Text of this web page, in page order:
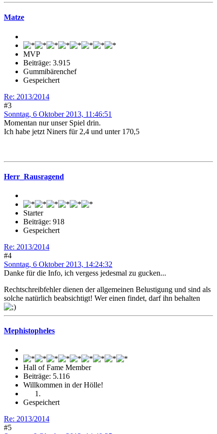
Matze
MVP
Beiträge: 3.915
Gummibärenchef
Gespeichert
Re: 2013/2014
#3
Sonntag, 6 Oktober 2013, 11:46:51
Momentan nur unser Spiel drin.
Ich habe jetzt Niners für 2,4 und unter 170,5
Herr_Rausragend
Starter
Beiträge: 918
Gespeichert
Re: 2013/2014
#4
Sonntag, 6 Oktober 2013, 14:24:32
Danke für die Info, ich vergess jedesmal zu gucken...
Rechtschreibfehler dienen der allgemeinen Belustigung und sind als
solche natürlich beabsichtigt! Wer einen findet, darf ihn behalten
Mephistopheles
Hall of Fame Member
Beiträge: 5.116
Willkommen in der Hölle!
Gespeichert
Re: 2013/2014
#5